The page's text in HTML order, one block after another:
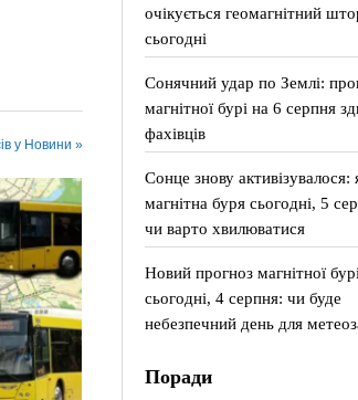
у Новини »
очікується геомагнітний
сьогодні
Сонячний удар по Землі:
магнітної бурі на 6 серпня
фахівців
Сонце знову активізувалося:
магнітна буря сьогодні, 5
чи варто хвилюватися
Новий прогноз магнітної
сьогодні, 4 серпня: чи буде
небезпечний день для
Поради